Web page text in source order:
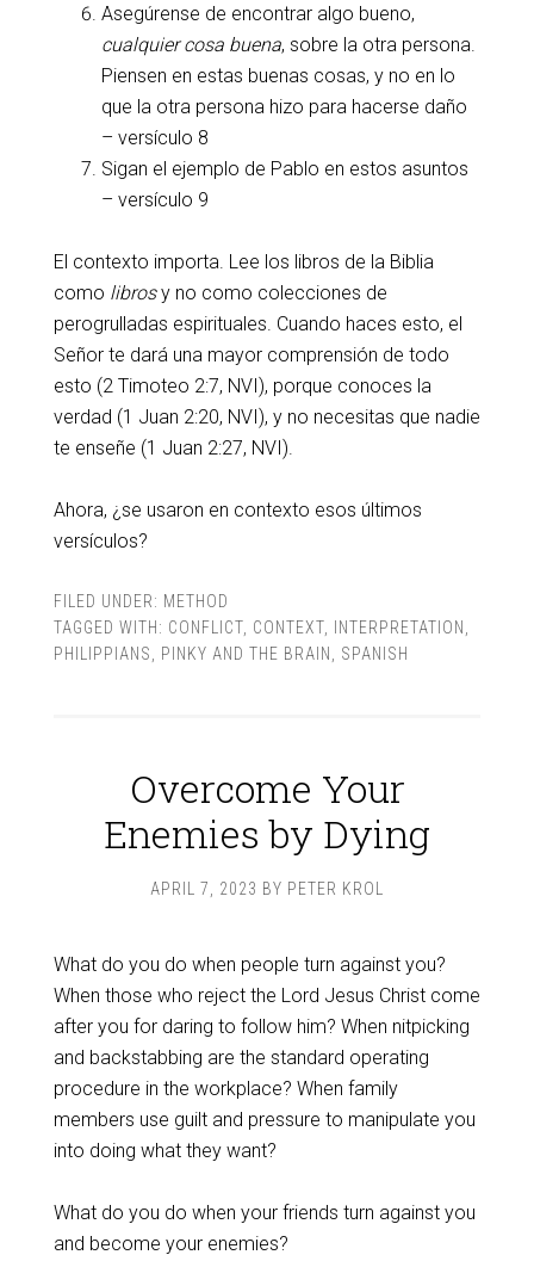
Asegúrense de encontrar algo bueno,
cualquier cosa buena, sobre la otra persona.
Piensen en estas buenas cosas, y no en lo
que la otra persona hizo para hacerse daño
– versículo 8
Sigan el ejemplo de Pablo en estos asuntos
– versículo 9
El contexto importa. Lee los libros de la Biblia
como librosy no como colecciones de
perogrulladas espirituales. Cuando haces esto, el
Señor te dará una mayor comprensión de todo
esto (2 Timoteo 2:7, NVI), porque conoces la
verdad (1 Juan 2:20, NVI), y no necesitas que nadie
te enseñe (1 Juan 2:27, NVI).
Ahora, ¿se usaron en contexto esos últimos
versículos?
FILED UNDER: METHOD
TAGGED WITH: CONFLICT, CONTEXT, INTERPRETATION
PHILIPPIANS
PINKY AND THE BRAIN SPANISH
Overcome Your
Enemies by Dying
APRIL 7, 2023 BY PETER KROL
What do you do when people turn against you?
When those who reject the Lord Jesus Christ come
after you for daring to follow him? When nitpicking
and backstabbing are the standard operating
procedure in the workplace? When family
members use guilt and pressure to manipulate you
into doing what they want?
‌What do you do when your friends turn against you
and become your enemies?